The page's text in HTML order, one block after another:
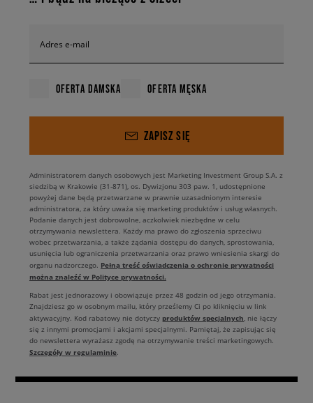
Adres e-mail
OFERTA DAMSKA OFERTA MĘSKA
ZAPISZ SIĘ
Administratorem danych osobowych jest Marketing Investment Group S.A. z
siedzibą w Krakowie (31-871), os. Dywizjonu 303 paw. 1, udostępnione
powyżej dane będą przetwarzane w prawnie uzasadnionym interesie
administratora, za który uważa się marketing produktów i usług własnych.
Podanie danych jest dobrowolne, aczkolwiek niezbędne w celu
otrzymywania newslettera. Każdy ma prawo do zgłoszenia sprzeciwu
wobec przetwarzania, a także żądania dostępu do danych, sprostowania,
usunięcia lub ograniczenia przetwarzania oraz prawo wniesienia skargi do
organu nadzorczego. Pełną treść oświadczenia o ochronie prywatności
można znaleźć w Polityce prywatności.
Rabat jest jednorazowy i obowiązuje przez 48 godzin od jego otrzymania.
Znajdziesz go w osobnym mailu, który prześlemy Ci po kliknięciu w link
aktywacyjny. Kod rabatowy nie dotyczy produktów specjalnych, nie łączy
się z innymi promocjami i akcjami specjalnymi. Pamiętaj, że zapisując się
do newslettera wyrażasz zgodę na otrzymywanie treści marketingowych.
Szczegóły w regulaminie.